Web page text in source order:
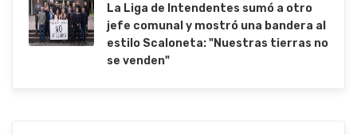
La Liga de Intendentes sumó a otro
jefe comunal y mostró una bandera al
estilo Scaloneta: "Nuestras tierras no
se venden"